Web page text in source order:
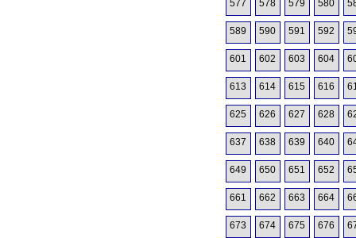
577 578 579 580
589 590 591 592
601 602 603 604
613 614 615 616
625 626 627 628
637 638 639 640
649 650 651 652
661 662 663 664
673 674 675 676